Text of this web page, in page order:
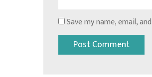
Save my name, email,